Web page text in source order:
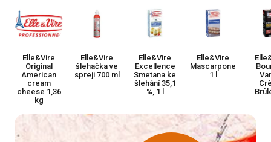
Elle&Vire
Original
American
cream
cheese 1,36
kg
Elle&Vire
šlehačka ve
spreji 700 ml
Elle&Vire
Excellence
Smetana ke
šlehání 35,1
%, 1 l
Elle&Vire
Mascarpone
1 l